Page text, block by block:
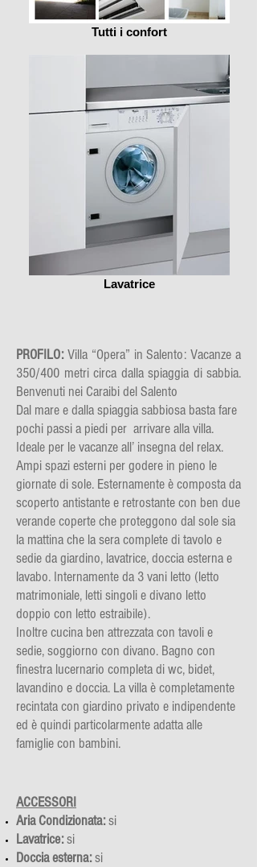
Tutti i confort
Lavatrice
PROFILO:Villa “Opera” in Salento: Vacanze a
350/400 metri circa dalla spiaggia di sabbia.
Benvenuti nei Caraibi del Salento
Dal mare e dalla spiaggia sabbiosa basta fare
pochi passi a piedi per arrivare alla villa.
Ideale per le vacanze all’ insegna del relax.
Ampi spazi esterni per godere in pieno le
giornate di sole. Esternamente è composta da
scoperto antistante e retrostante con ben due
verande coperte che proteggono dal sole sia
la mattina che la sera complete di tavolo e
sedie da giardino, lavatrice, doccia esterna e
lavabo. Internamente da 3 vani letto (letto
matrimoniale, letti singoli e divano letto
doppio con letto estraibile).
Inoltre cucina ben attrezzata con tavoli e
sedie, soggiorno con divano. Bagno con
finestra lucernario completa di wc, bidet,
lavandino e doccia. La villa è completamente
recintata con giardino privato e indipendente
ed è quindi particolarmente adatta alle
famiglie con bambini.
ACCESSORI​
Aria Condizionata:si
Lavatrice:si
Doccia esterna:si